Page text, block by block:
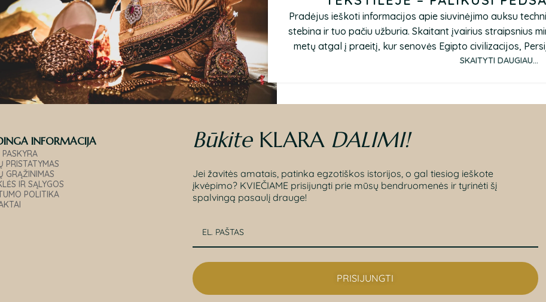
Pradėjus ieškoti informacijos apie siuvinėjimo auksu
stebina ir tuo pačiu užburia. Skaitant įvairius straipsnius
metų atgal į praeitį, kur senovės Egipto civilizacijos,
SKAITYTI DAUGIAU...
INFORMACIJA
PRISTATYMAS
GRĄŽINIMAS
IR SĄLYGOS
POLITIKA
BūkiteKLARA DALIMI!
Jei žavitės amatais, patinka egzotiškos istorijos, o gal tiesiog ieškote
įkvėpimo? KVIEČIAME prisijungti prie mūsų bendruomenės ir tyrinėti šį
spalvingą pasaulį drauge!
PRISIJUNGTI